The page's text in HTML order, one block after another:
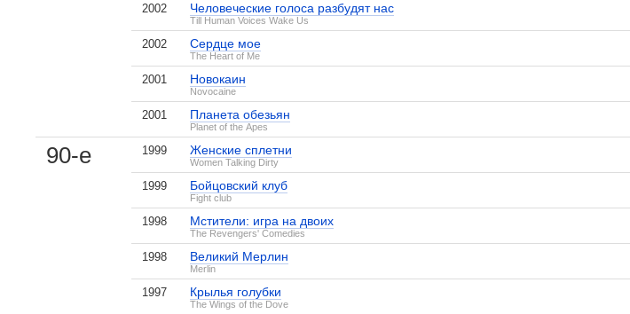
2002 Человеческие голоса разбудят нас
Till Human Voices Wake Us
2002 Сердце мое
The Heart of Me
2001 Новокаин
Novocaine
2001 Планета обезьян
Planet of the Apes
90-е 1999 Женские сплетни
Women Talking Dirty
1999 Бойцовский клуб
Fight club
1998 Мстители: игра на двоих
The Revengers' Comedies
1998 Великий Мерлин
Merlin
1997 Крылья голубки
The Wings of the Dove
Алиса в Зазеркалье Золушка
1 кадр
Теркс и Кайкос
Одинокий рейнджер Отверженные
1 кадр